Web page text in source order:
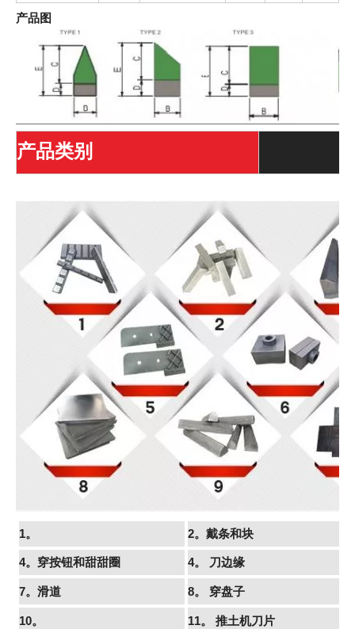
产品图
产品类别
1。 2。戴条和块
4。穿按钮和甜甜圈 4。 刀边缘
7。滑道 8。 穿盘子
10。 11。 推土机刀片